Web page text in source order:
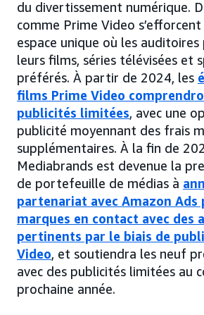
du divertissement numérique.
comme Prime Video
espace unique où les
leurs films, séries télévisées et
préférés. À partir de 2024, les
films Prime Video
publicités limitées, avec une
publicité moyennant des frais
supplémentaires. À la fin de
Mediabrands est devenue la
de portefeuille de médias à
partenariat avec Amazon
marques en contact avec des
pertinents par le biais de
Video, et soutiendra les neuf
avec des publicités limitées au
prochaine année.